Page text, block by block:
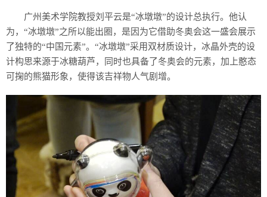
广州美术学院教授刘平云是“冰墩墩”的设计总执行。他认
为，“冰墩墩”之所以能出圈，是因为它借助冬奥会这一盛会展示
了独特的“中国元素”。“冰墩墩”采用双材质设计，冰晶外壳的设
计构思来源于冰糖葫芦，同时也具备了冬奥会的元素，加上憨态
可掬的熊猫形象，使得该吉祥物人气剧增。